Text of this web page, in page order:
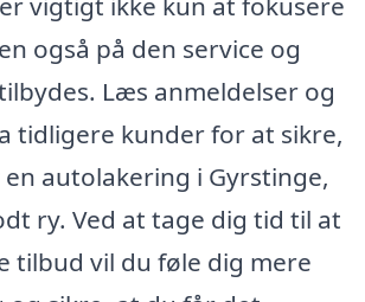
også på den service og
Læs anmeldelser og
tidligere kunder for at sikre,
autolakering i Gyrstinge,
ry. Ved at tage dig tid til at
tilbud vil du føle dig mere